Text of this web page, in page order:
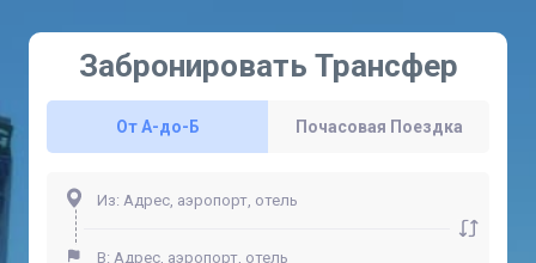
Забронировать Трансфер
От A-до-Б Почасовая Поездка